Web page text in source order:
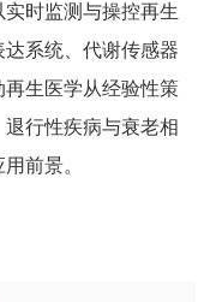
时监测与操控再生
系统、代谢传感器
生医学从经验性策
行性疾病与衰老相
前景。